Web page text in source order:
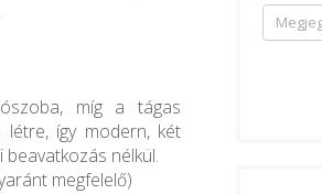
míg a tágas
létre, így modern, két
nélkül.
megfelelő)